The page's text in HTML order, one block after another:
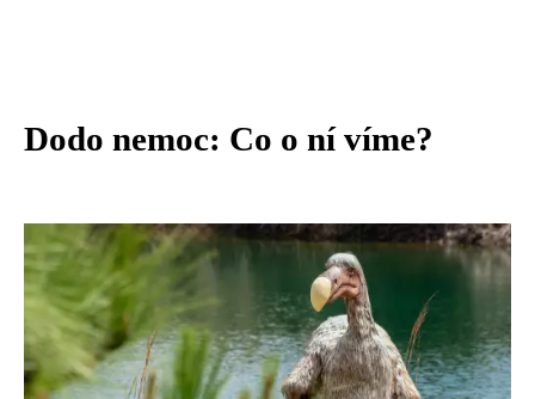
Dodo nemoc: Co o ní víme?